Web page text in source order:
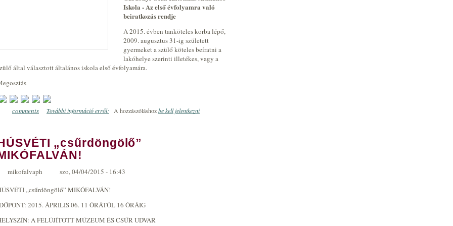
Iskola - Az első évfolyamra való
beiratkozás rendje
A 2015. évben tanköteles korba lépő,
2009. augusztus 31-ig született
gyermeket a szülő köteles beíratni a
lakóhelye szerinti illetékes, vagy a
által választott általános iskola első évfolyamára.
comments További információ erről: BEIRATKOZÁS A 2015/2016-OS TANÉVRE!
A hozzászóláshozbe kell jelentkezni
„csűrdöngölő”
mikofalvaph
szo, 04/04/2015 - 16:43
„csűrdöngölő” MIKÓFALVÁN!
2015. ÁPRILIS 06. 11 ÓRÁTÓL 16 ÓRÁIG
A FELÚJÍTOTT MÚZEUM ÉS CSŰR UDVAR